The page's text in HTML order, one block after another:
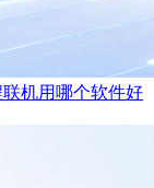
机用哪个软件好